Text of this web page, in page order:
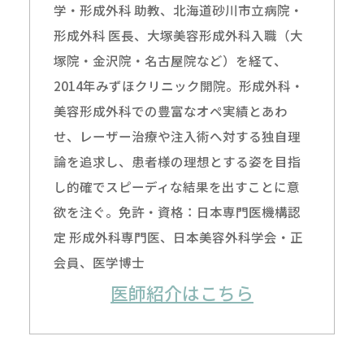
学・形成外科 助教、北海道砂川市立病院・
形成外科 医長、大塚美容形成外科入職（大
塚院・金沢院・名古屋院など）を経て、
2014年みずほクリニック開院。形成外科・
美容形成外科での豊富なオペ実績とあわ
せ、レーザー治療や注入術へ対する独自理
論を追求し、患者様の理想とする姿を目指
し的確でスピーディな結果を出すことに意
欲を注ぐ。免許・資格：日本専門医機構認
定 形成外科専門医、日本美容外科学会・正
会員、医学博士
医師紹介はこちら